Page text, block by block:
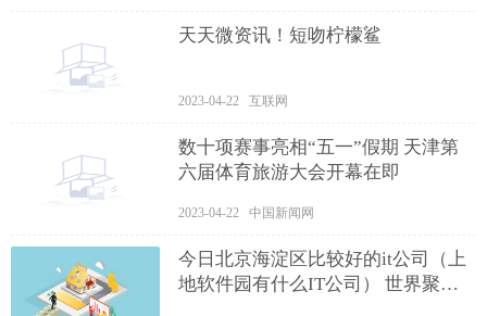
天天微资讯！短吻柠檬鲨
2023-04-22 互联网
数十项赛事亮相“五一”假期 天津第
六届体育旅游大会开幕在即
2023-04-22 中国新闻网
今日北京海淀区比较好的it公司（上
地软件园有什么IT公司） 世界聚看